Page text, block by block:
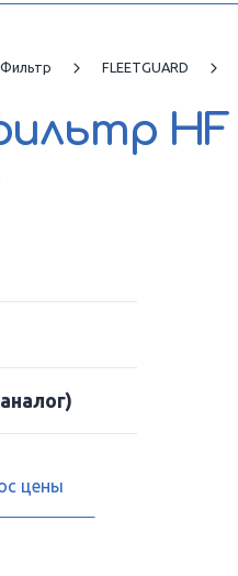
Фильтр FLEETGUARD
HF
цены